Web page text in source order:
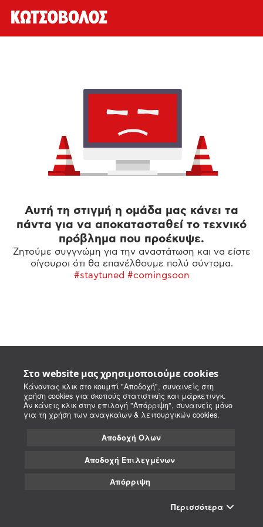
Στο website μας χρησιμοποιούμε cookies
Κάνοντας κλικ στο κουμπί "Αποδοχή", συναινείς στη
χρήση cookies για σκοπούς στατιστικής και μάρκετινγκ.
Αν κάνεις κλικ στην επιλογή "Απόρριψη", συναινείς μόνο
για τη χρήση των αναγκαίων & λειτουργικών cookies.
Αποδοχή Όλων
Αποδοχή Επιλεγμένων
Απόρριψη
Περισσότερα
Αυτή τη στιγμή η ομάδα μας κάνει τα
πάντα για να αποκατασταθεί το τεχνικό
πρόβλημα που προέκυψε.
Ζητούμε συγγνώμη για την αναστάτωση και να είστε
σίγουροι ότι θα επανέλθουμε πολύ σύντομα.
#staytuned #comingsoon